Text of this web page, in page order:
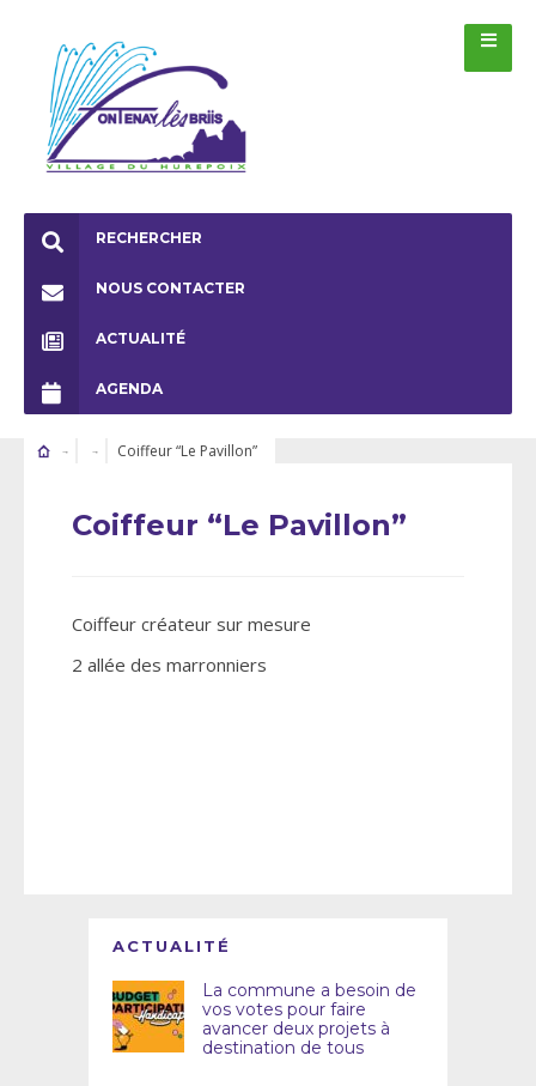
RECHERCHER
NOUS CONTACTER
ACTUALITÉ
AGENDA
Coiffeur “Le Pavillon”
Coiffeur “Le Pavillon”
Coiffeur créateur sur mesure
2 allée des marronniers
ACTUALITÉ
La commune a besoin de
vos votes pour faire
avancer deux projets à
destination de tous